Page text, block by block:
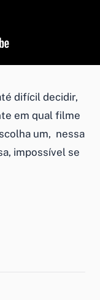
difícil decidir,
em qual filme
um, nessa
impossível se